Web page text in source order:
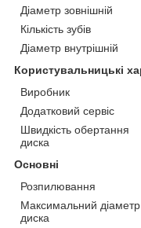
Діаметр зовнішній
Кількість зубів
Діаметр внутрішній
Користувальницькі
Виробник
Додатковий сервіс
Швидкість обертання
диска
Основні
Розпилювання
Максимальний діаметр
диска